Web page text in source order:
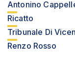
Antonino
Ricatto
Tribunale Di
Renzo Rosso